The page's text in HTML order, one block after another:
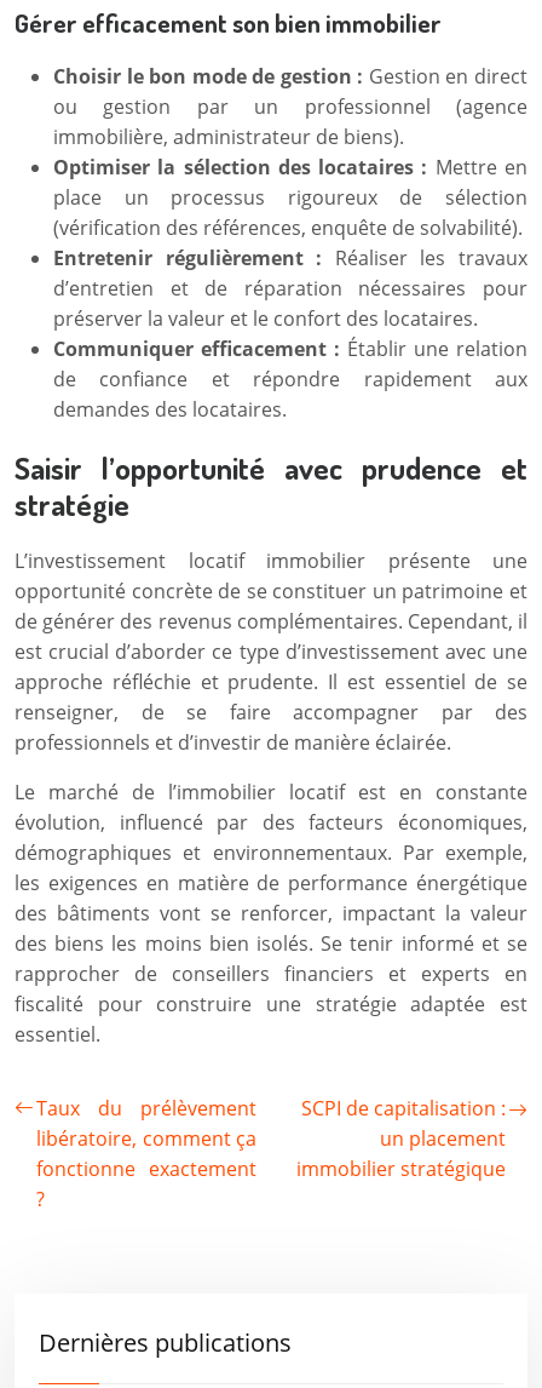
Gérer efficacement son bien immobilier
Choisir le bon mode de gestion : Gestion en direct
ou gestion par un professionnel (agence
immobilière, administrateur de biens).
Optimiser la sélection des locataires : Mettre en
place un processus rigoureux de sélection
(vérification des références, enquête de solvabilité).
Entretenir régulièrement : Réaliser les travaux
d’entretien et de réparation nécessaires pour
préserver la valeur et le confort des locataires.
Communiquer efficacement : Établir une relation
de confiance et répondre rapidement aux
demandes des locataires.
Saisir l’opportunité avec prudence et
stratégie
L’investissement locatif immobilier présente une
opportunité concrète de se constituer un patrimoine et
de générer des revenus complémentaires. Cependant, il
est crucial d’aborder ce type d’investissement avec une
approche réfléchie et prudente. Il est essentiel de se
renseigner, de se faire accompagner par des
professionnels et d’investir de manière éclairée.
Le marché de l’immobilier locatif est en constante
évolution, influencé par des facteurs économiques,
démographiques et environnementaux. Par exemple,
les exigences en matière de performance énergétique
des bâtiments vont se renforcer, impactant la valeur
des biens les moins bien isolés. Se tenir informé et se
rapprocher de conseillers financiers et experts en
fiscalité pour construire une stratégie adaptée est
essentiel.
Taux du prélèvement
libératoire, comment ça
fonctionne exactement
?
SCPI de capitalisation :
un placement
immobilier stratégique
Dernières publications